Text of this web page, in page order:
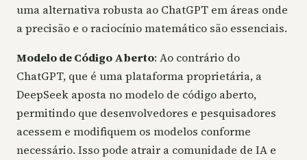
uma alternativa robusta ao ChatGPT em áreas onde
a precisão e o raciocínio matemático são essenciais.
Modelo de Código Aberto: Ao contrário do
ChatGPT, que é uma plataforma proprietária, a
DeepSeek aposta no modelo de código aberto,
permitindo que desenvolvedores e pesquisadores
acessem e modifiquem os modelos conforme
necessário. Isso pode atrair a comunidade de IA e